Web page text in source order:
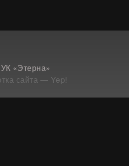
«Этерна»
сайта — Yep!